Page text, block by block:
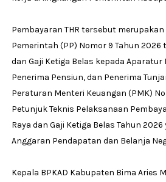
Pembayaran THR tersebut
Pemerintah (PP) Nomor 9 Tahun 2026
dan Gaji Ketiga Belas kepada Aparatur
Penerima Pensiun, dan Penerima
Peraturan Menteri Keuangan (PMK)
Petunjuk Teknis Pelaksanaan
Raya dan Gaji Ketiga Belas Tahun
Anggaran Pendapatan dan Belanja
Kepala BPKAD Kabupaten Bima Aries